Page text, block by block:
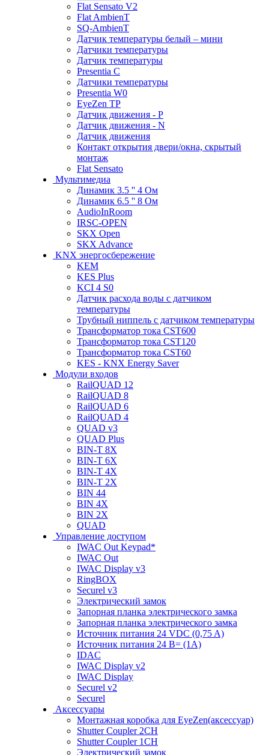
Flat Sensato V2
Flat AmbienT
SQ-AmbienT
Датчик температуры белый – мини
Датчики температуры
Датчик температуры
Presentia C
Датчики температуры
Presentia W0
EyeZen TP
Датчик движения - P
Датчик движения - N
Датчик движения
Контакт открытия двери/окна, скрытый
монтаж
Flat Sensato
Мультимедиа
Динамик 3.5 '' 4 Ом
Динамик 6.5 '' 8 Ом
AudioInRoom
IRSC-OPEN
SKX Open
SKX Advance
KNX энергосбережение
KEM
KES Plus
KCI 4 S0
Датчик расхода воды с датчиком
температуры
Трубный ниппель с датчиком температуры
Трансформатор тока CST600
Трансформатор тока CST120
Трансформатор тока CST60
KES - KNX Energy Saver
Модули входов
RailQUAD 12
RailQUAD 8
RailQUAD 6
RailQUAD 4
QUAD v3
QUAD Plus
BIN-T 8X
BIN-T 6X
BIN-T 4X
BIN-T 2X
BIN 44
BIN 4X
BIN 2X
QUAD
Управление доступом
IWAC Out Keypad*
IWAC Out
IWAC Display v3
RingBOX
Securel v3
Электрический замок
Запорная планка электрического замка
Запорная планка электрического замка
Источник питания 24 VDC (0,75 A)
Источник питания 24 В= (1A)
IDAC
IWAC Display v2
IWAC Display
Securel v2
Securel
Аксессуары
Монтажная коробка для EyeZen(аксессуар)
Shutter Coupler 2CH
Shutter Coupler 1CH
Электрический замок